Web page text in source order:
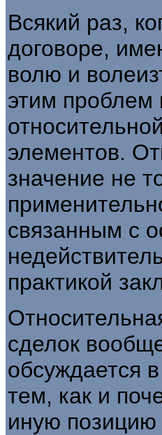
Всякий раз,
договоре,
волю и
этим проблем
элементов.
значение не
связанным с
практикой
сделок
обсуждается
тем, как и
иную